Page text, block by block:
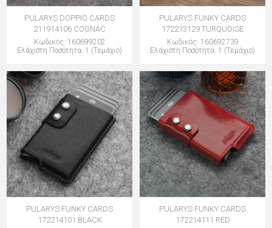
PULARYS DOPPIO CARDS
211914106 COGNAC
Κωδικός: 160699202
Ελάχιστη Ποσότητα: 1 (Τεμάχιο)
PULARYS FUNKY CARDS
172213129 TURQUOISE
Κωδικός: 160692739
Ελάχιστη Ποσότητα: 1 (Τεμάχιο)
PULARYS FUNKY CARDS
172214101 BLACK
PULARYS FUNKY CARDS
172214111 RED